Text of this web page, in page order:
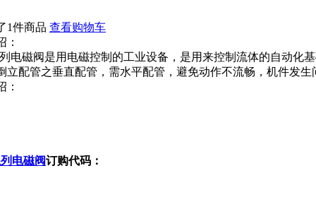
1件商品 查看购物车
：
电磁阀是用电磁控制的工业设备，是用来控制流体的自动化
立配管之垂直配管，需水平配管，避免动作不流畅，机件发生
：
电磁阀订购代码：